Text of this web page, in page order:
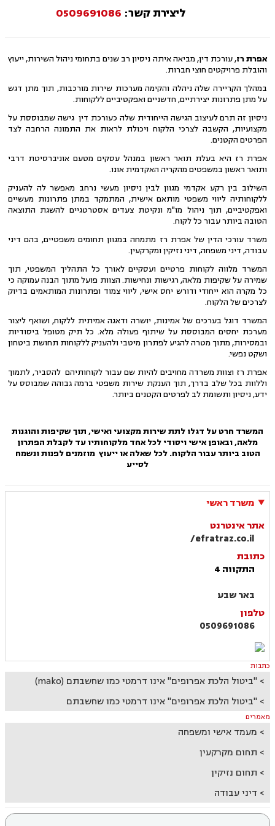
ליצירת קשר: 0509691086
אפרת רז, עורכת דין, מביאה איתה ניסיון רב שנים בתחומי ניהול השירות, ייעוץ
והובלת פרויקטים חוצי חברות.
במהלך הקריירה שלה ניהלה והקימה מערכות שירות מורכבות, תוך מתן דגש
על מתן פתרונות יצירתיים, חדשניים ואפקטיביים ללקוחות.
ניסיון זה תרם לעיצוב הגישה הייחודית שלה כעורכת דין גישה שמבוססת על
מקצועיות, הקשבה לצרכי הלקוח ויכולת לראות את התמונה הרחבה לצד
הפרטים הקטנים.
אפרת רז היא בעלת תואר ראשון במנהל עסקים מטעם אוניברסיטת דרבי
ותואר ראשון במשפטים מהקריה האקדמית אונו.
השילוב בין רקע אקדמי מגוון לבין ניסיון מעשי נרחב מאפשר לה להעניק
ללקוחותיה ליווי משפטי מותאם אישית, המתמקד במתן פתרונות מעשיים
ואפקטיביים, תוך ניהול מו"מ ונקיטת צעדים אסטרטגיים להשגת התוצאה
הטובה ביותר עבור כל לקוח.
משרד עורכי הדין של אפרת רז מתמחה במגוון תחומים משפטיים, בהם דיני
עבודה, דיני משפחה, דיני נזיקין ומקרקעין.
המשרד מלווה לקוחות פרטיים ועסקיים לאורך כל התהליך המשפטי, תוך
שמירה על שקיפות מלאה, רגישות ונחישות. הצוות פועל מתוך הבנה עמוקה כי
כל מקרה הוא ייחודי ודורש יחס אישי, ליווי צמוד ופתרונות המותאמים בדיוק
לצרכים של הלקוח.
המשרד דוגל בערכים של אמינות, יושרה ודאגה אמיתית ללקוח, ושואף ליצור
מערכת יחסים המבוססת על שיתוף פעולה מלא. כל תיק מטופל ביסודיות
ובמסירות, מתוך מטרה להגיע לפתרון מיטבי ולהעניק ללקוחות תחושת ביטחון
ושקט נפשי.
אפרת רז וצוות משרדה מחויבים להיות שם עבור לקוחותיהם להסביר, לתמוך
וללוות בכל שלב בדרך, תוך הענקת שירות משפטי ברמה גבוהה שמבוסס על
ידע, ניסיון ותשומת לב לפרטים הקטנים ביותר.
המשרד חרט על דגלו לתת שירות מקצועי ואישי, תוך שקיפות והוגנות
מלאה, ובאופן אישי ויסודי לכל אחד מלקוחותיו עד לקבלת הפתרון
הטוב ביותר עבור הלקוח. לכל שאלה או ייעוץ מוזמנים לפנות ונשמח
לסייע
משרד ראשי
אתר אינטרנט
efratraz.co.il/
כתובת
התקווה 4
באר שבע
טלפון
0509691086
כתבות
"ביטול הלכת אפרופים" אינו דרמטי כמו שחשבתם (mako)
"ביטול הלכת אפרופים" אינו דרמטי כמו שחשבתם
מאמרים
מעמד אישי ומשפחה
תחום מקרקעין
תחום נזיקין
דיני עבודה